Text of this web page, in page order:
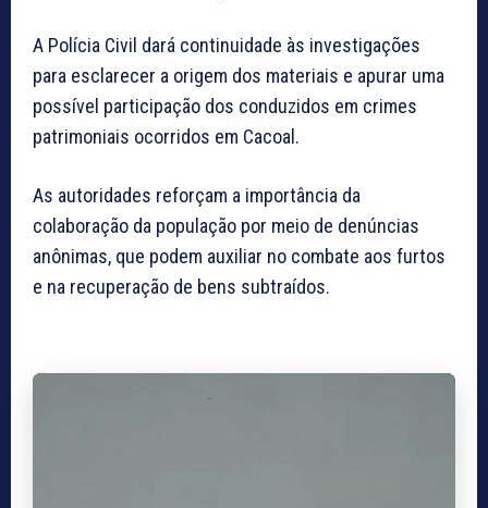
A Polícia Civil dará continuidade às investigações
para esclarecer a origem dos materiais e apurar uma
possível participação dos conduzidos em crimes
patrimoniais ocorridos em Cacoal.
As autoridades reforçam a importância da
colaboração da população por meio de denúncias
anônimas, que podem auxiliar no combate aos furtos
e na recuperação de bens subtraídos.